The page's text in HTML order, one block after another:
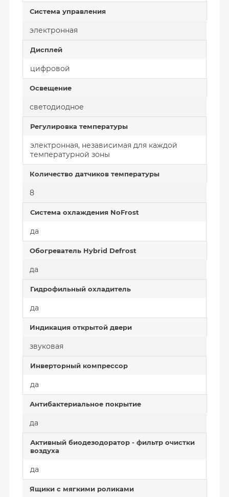
Система управления
электронная
Дисплей
цифровой
Освещение
светодиодное
Регулировка температуры
электронная, независимая для каждой
температурной зоны
Количество датчиков температуры
8
Система охлаждения NoFrost
да
Обогреватель Hybrid Defгost
да
Гидрофильный охладитель
да
Индикация открытой двери
звуковая
Инверторный компрессор
да
Антибактериальное покрытие
да
Активный биодезодоратор - фильтр очистки
воздуха
да
Ящики с мягкими роликами